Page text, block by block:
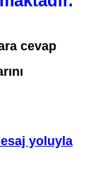
cevap
yoluyla